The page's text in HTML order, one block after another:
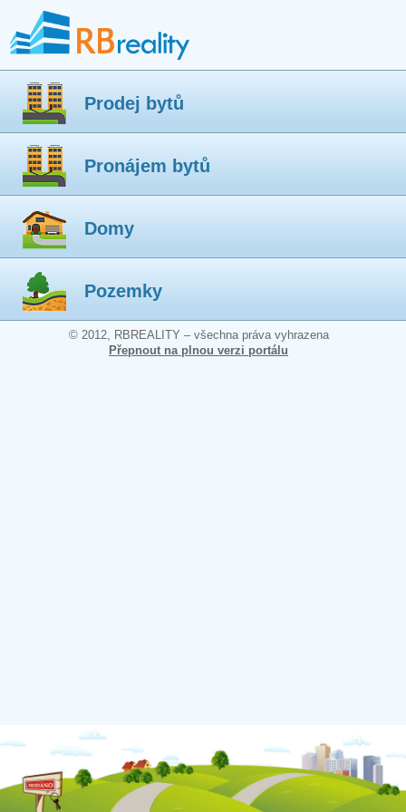
Prodej bytů
Pronájem bytů
Domy
Pozemky
© 2012, RBREALITY – všechna práva vyhrazena
Přepnout na plnou verzi portálu